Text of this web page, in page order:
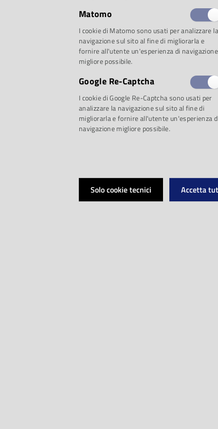
Scritti di e su
• Una
Wagner
• Scritti scelti /
Matomo
I cookie di Matomo sono usati per analizzare la
navigazione sul sito al fine di migliorarla e
fornire all'utente un'esperienza di navigazione
migliore possibile.
Google Re-Captcha
I cookie di Google Re-Captcha sono usati per
analizzare la navigazione sul sito al fine di
migliorarla e fornire all'utente un'esperienza
navigazione migliore possibile.
Solo cookie tecnici Accetta